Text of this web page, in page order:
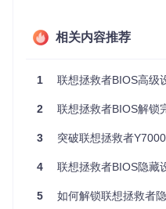
操作难
度
需命令行基础
数
令）
盖
有限
备份恢
需手动操作
相关内容推荐
1 联想拯救者BIOS高级
2 联想拯救者BIOS解锁完
3 突破联想拯救者Y7000 BIOS
4 联想拯救者BIOS隐藏设
5 如何解锁联想拯救者隐藏BIOS设置？超实用工具